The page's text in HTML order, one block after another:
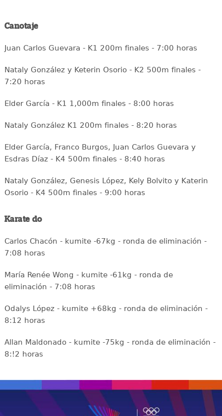
Canotaje
Juan Carlos Guevara - K1 200m finales - 7:00 horas
Nataly González y Keterin Osorio - K2 500m finales -
7:20 horas
Elder García - K1 1,000m finales - 8:00 horas
Nataly González K1 200m finales - 8:20 horas
Elder García, Franco Burgos, Juan Carlos Guevara y
Esdras Díaz - K4 500m finales - 8:40 horas
Nataly González, Genesis López, Kely Bolvito y Katerin
Osorio - K4 500m finales - 9:00 horas
Karate do
Carlos Chacón - kumite -67kg - ronda de eliminación -
7:08 horas
María Renée Wong - kumite -61kg - ronda de
eliminación - 7:08 horas
Odalys López - kumite +68kg - ronda de eliminación -
8:12 horas
Allan Maldonado - kumite -75kg - ronda de eliminación -
8:!2 horas